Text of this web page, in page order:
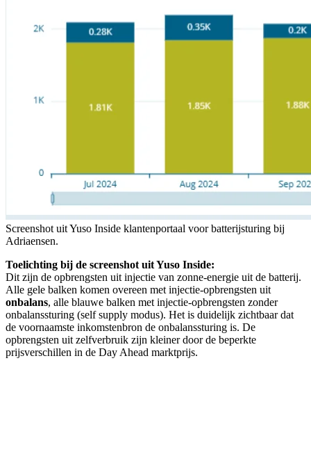
Screenshot uit Yuso Inside klantenportaal voor batterijsturing bij
Adriaensen.
Toelichting bij de screenshot uit Yuso Inside:
Dit zijn de opbrengsten uit injectie van zonne-energie uit de batterij.
Alle gele balken komen overeen met injectie-opbrengsten uit
onbalans, alle blauwe balken met injectie-opbrengsten zonder
onbalanssturing (self supply modus). Het is duidelijk zichtbaar dat
de voornaamste inkomstenbron de onbalanssturing is. De
opbrengsten uit zelfverbruik zijn kleiner door de beperkte
prijsverschillen in de Day Ahead marktprijs.